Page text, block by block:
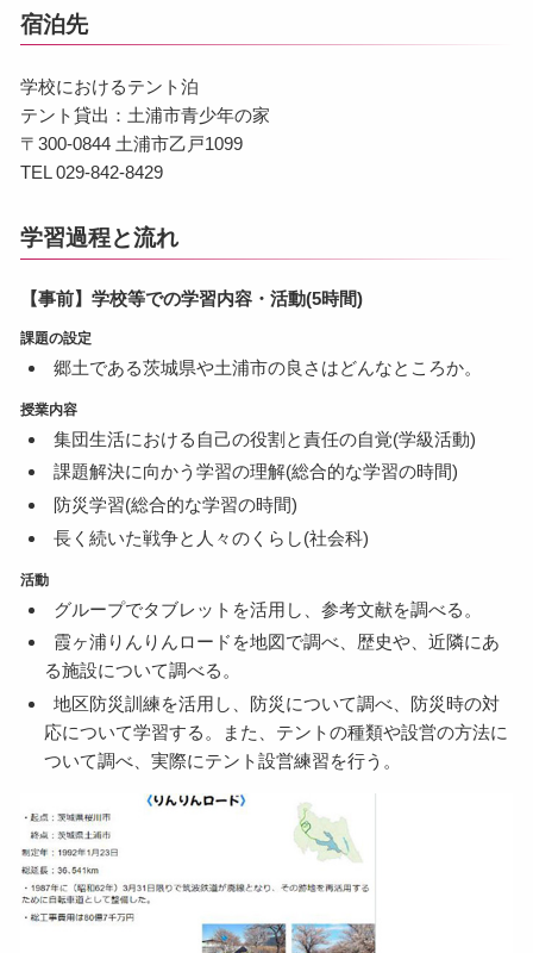
宿泊先
学校におけるテント泊
テント貸出：土浦市青少年の家
〒300-0844 土浦市乙戸1099
TEL 029-842-8429
学習過程と流れ
【事前】学校等での学習内容・活動(5時間)
課題の設定
郷土である茨城県や土浦市の良さはどんなところか。
授業内容
集団生活における自己の役割と責任の自覚(学級活動)
課題解決に向かう学習の理解(総合的な学習の時間)
防災学習(総合的な学習の時間)
長く続いた戦争と人々のくらし(社会科)
活動
グループでタブレットを活用し、参考文献を調べる。
霞ヶ浦りんりんロードを地図で調べ、歴史や、近隣にあ
る施設について調べる。
地区防災訓練を活用し、防災について調べ、防災時の対
応について学習する。また、テントの種類や設営の方法に
ついて調べ、実際にテント設営練習を行う。